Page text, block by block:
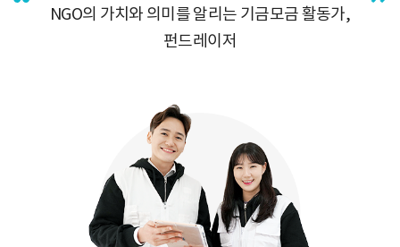
NGO의 가치와 의미를 알리는 기금모금 활동가,
펀드레이저